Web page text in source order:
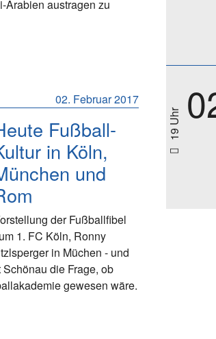
Arabien austragen zu
02. Februar 2017
Fußball-
in Köln,
und
der Fußballfibel
1. FC Köln, Ronny
in Müchen - und
die Frage, ob
gewesen wäre.
19 Uhr